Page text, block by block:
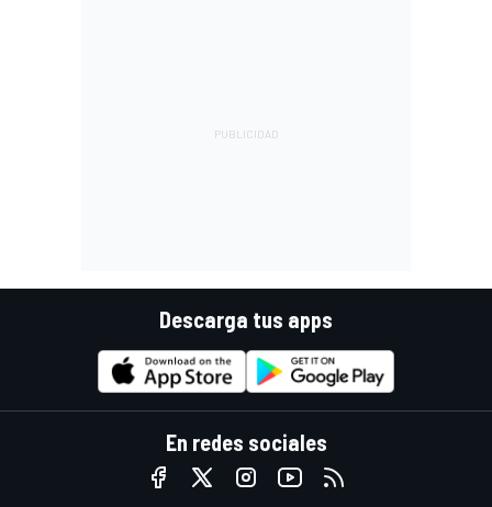
Descarga tus apps
En redes sociales